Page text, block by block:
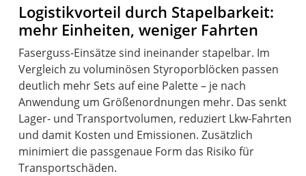
Logistikvorteil durch Stapelbarkeit:
mehr Einheiten, weniger Fahrten
Faserguss-Einsätze sind ineinander stapelbar. Im
Vergleich zu voluminösen Styroporblöcken passen
deutlich mehr Sets auf eine Palette – je nach
Anwendung um Größenordnungen mehr. Das senkt
Lager- und Transportvolumen, reduziert Lkw-Fahrten
und damit Kosten und Emissionen. Zusätzlich
minimiert die passgenaue Form das Risiko für
Transportschäden.